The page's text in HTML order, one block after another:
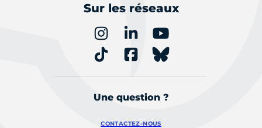
Sur les réseaux
Une question ?
CONTACTEZ-NOUS